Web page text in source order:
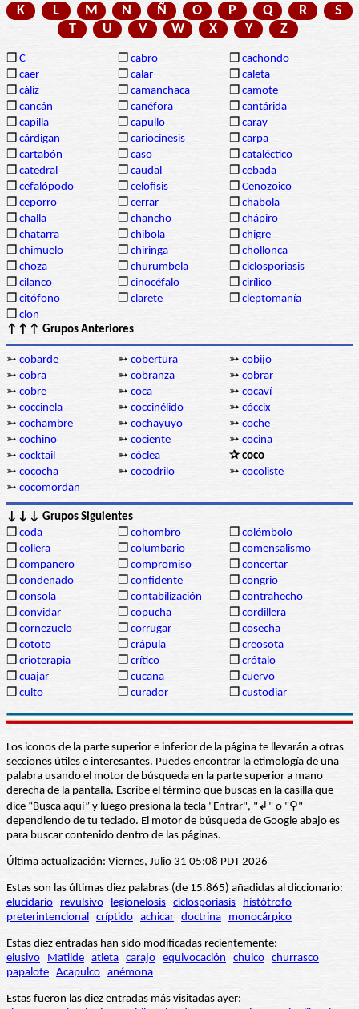
K
L M N Ñ O P Q R
S
T
U V W X Y Z
❒ C ❒ cabro ❒ cachondo
❒ caer ❒ calar ❒ caleta
❒ cáliz ❒ camanchaca ❒ camote
❒ cancán ❒ canéfora ❒ cantárida
❒ capilla ❒ capullo ❒ caray
❒ cárdigan ❒ cariocinesis ❒ carpa
❒ cartabón ❒ caso ❒ cataléctico
❒ catedral ❒ caudal ❒ cebada
❒ cefalópodo ❒ celofisis ❒ Cenozoico
❒ ceporro ❒ cerrar ❒ chabola
❒ challa ❒ chancho ❒ chápiro
❒ chatarra ❒ chibola ❒ chigre
❒ chimuelo ❒ chiringa ❒ chollonca
❒ choza ❒ churumbela ❒ ciclosporiasis
❒ cilanco ❒ cinocéfalo ❒ cirílico
❒ citófono ❒ clarete ❒ cleptomanía
❒ clon
↑↑↑ Grupos Anteriores
➳ cobarde ➳ cobertura ➳ cobijo
➳ cobra ➳ cobranza ➳ cobrar
➳ cobre ➳ coca ➳ cocaví
➳ coccinela ➳ coccinélido ➳ cóccix
➳ cochambre ➳ cochayuyo ➳ coche
➳ cochino ➳ cociente ➳ cocina
➳ cocktail ➳ cóclea
✰ coco
➳ cococha ➳ cocodrilo ➳ cocoliste
➳ cocomordan
↓↓↓ Grupos Siguientes
❒ coda ❒ cohombro ❒ colémbolo
❒ collera ❒ columbario ❒ comensalismo
❒ compañero ❒ compromiso ❒ concertar
❒ condenado ❒ confidente ❒ congrio
❒ consola ❒ contabilización ❒ contrahecho
❒ convidar ❒ copucha ❒ cordillera
❒ cornezuelo ❒ corrugar ❒ cosecha
❒ cototo ❒ crápula ❒ creosota
❒ crioterapia ❒ crítico ❒ crótalo
❒ cuajar ❒ cucaña ❒ cuervo
❒ culto ❒ curador ❒ custodiar
Los iconos de la parte superior e inferior de la página te llevarán a otras
secciones útiles e interesantes. Puedes encontrar la etimología de una
palabra usando el motor de búsqueda en la parte superior a mano
derecha de la pantalla. Escribe el término que buscas en la casilla que
dice “Busca aquí” y luego presiona la tecla "Entrar", "↲" o "⚲"
dependiendo de tu teclado. El motor de búsqueda de Google abajo es
para buscar contenido dentro de las páginas.
Última actualización: Viernes, Julio 31 05:08 PDT 2026
Estas son las últimas diez palabras (de 15.865) añadidas al diccionario:
elucidario
revulsivo legionelosis ciclosporiasis
histótrofo
preterintencional críptido achicar doctrina monocárpico
Estas diez entradas han sido modificadas recientemente:
elusivo
Matilde atleta carajo equivocación chuico churrasco
papalote Acapulco anémona
Estas fueron las diez entradas más visitadas ayer: